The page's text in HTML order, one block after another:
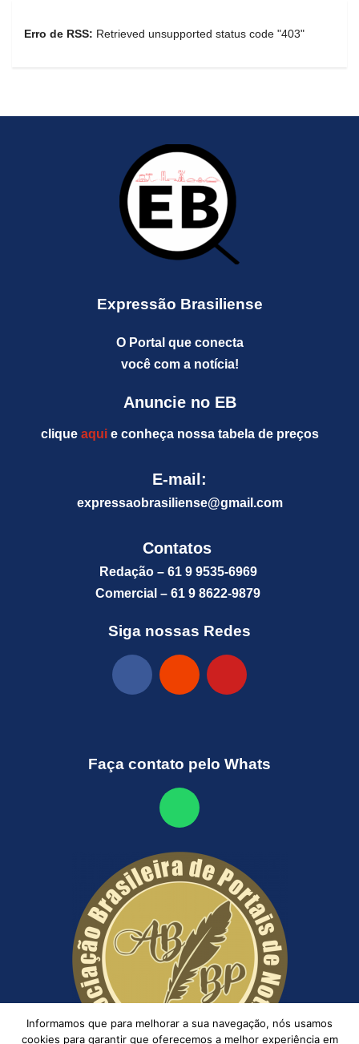
Erro de RSS: Retrieved unsupported status code "403"
Expressão Brasiliense
O Portal que conecta
você com a notícia!
Anuncie no EB
clique aquie conheça nossa tabela de preços
E-mail:
expressaobrasiliense@gmail.com
Contatos
Redação – 61 9 9535-6969
Comercial – 61 9 8622-9879
Siga nossas Redes
Faça contato pelo Whats
Informamos que para melhorar a sua navegação, nós usamos
cookies para garantir que oferecemos a melhor experiência em